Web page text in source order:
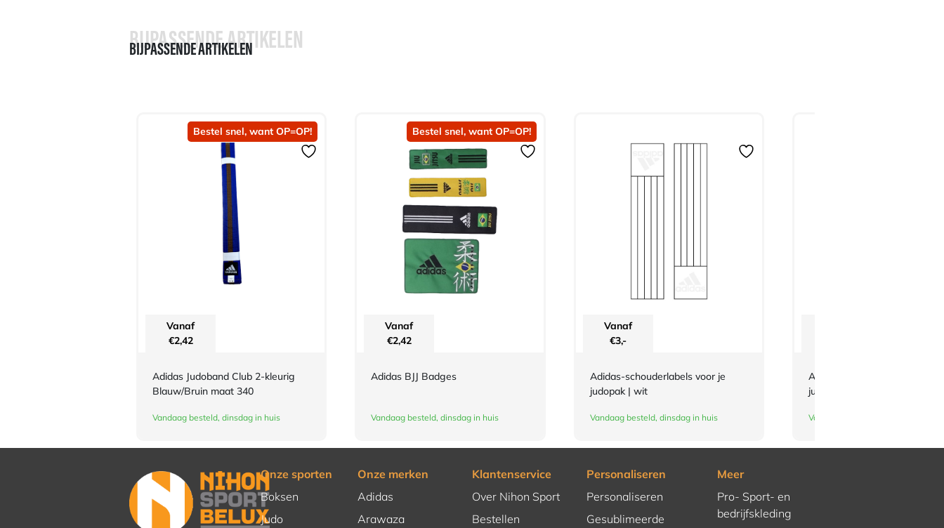
BIJPASSENDE ARTIKELEN
BIJPASSENDE ARTIKELEN
Bestel snel, want OP=OP!
Vanaf
€2,42
Adidas Judoband Club 2-kleurig
Blauw/Bruin maat 340
Vandaag besteld, dinsdag in huis
Bestel snel, want OP=OP!
Vanaf
€2,42
Adidas BJJ Badges
Vandaag besteld, dinsdag in huis
Vanaf
€3,-
Adidas-schouderlabels voor je
judopak | wit
Vandaag besteld, dinsdag in huis
Adidas-schouderlabels voor je
judopak | rood
Vandaag besteld, dinsdag in huis
Onze sporten
Boksen
Judo
Onze merken
Adidas
Arawaza
Klantenservice
Over Nihon Sport
Bestellen
Personaliseren
Personaliseren
Gesublimeerde
Meer
Pro- Sport- en
bedrijfskleding